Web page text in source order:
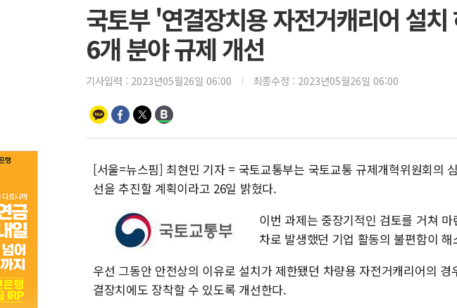
국토부 '연결장치용 자전거캐리어 설
6개 분야 규제 개선
기사입력 : 2023년05월26일 06:00 최종수정 : 2023년05월26일 06:00
[서울=뉴스핌] 최현민 기자 = 국토교통부는 국토교통 규제개혁위원회의
선을 추진할 계획이라고 26일 밝혔다.
이번 과제는 중장기적인 검토를 거쳐
차로 발생했던 기업 활동의 불편함이
우선 그동안 안전상의 이유로 설치가 제한됐던 차량용 자전거캐리어의
결장치에도 장착할 수 있도록 개선한다.